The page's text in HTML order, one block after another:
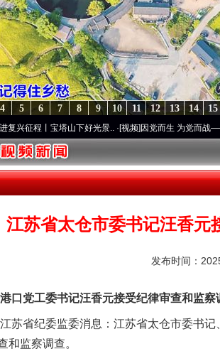
15
14
13
12
11
10
9
8
7
6
5
4
程丨宝塔山下好光景..·[视频]因党而生 为党而战——百年
江苏省太仓市委书记汪香元
发布时间：
党工委书记汪香元接受纪律审查和监察
省纪委监委消息：江苏省太仓市委书记
和监察调查。
茶叶“炒上天”